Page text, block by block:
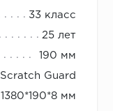
33 класс
25 лет
190 мм
Scratch Guard
1380*190*8 мм